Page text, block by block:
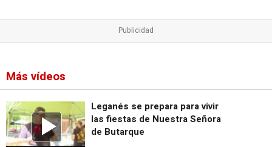
Más vídeos
Leganés se prepara para vivir
las fiestas de Nuestra Señora
de Butarque